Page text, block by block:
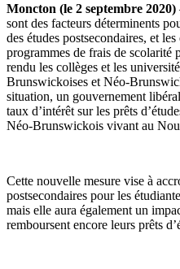
Moncton (le 2 septembre 2020)
sont des facteurs déterminents
des études postsecondaires, et
programmes de frais de scolarité
rendu les collèges et les
Brunswickoises et Néo-
situation, un gouvernement
taux d’intérêt sur les prêts
Néo-Brunswickois vivant au
Cette nouvelle mesure vise à
postsecondaires pour les
mais elle aura également un
remboursent encore leurs prêts